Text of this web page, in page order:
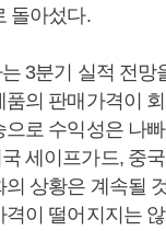
돌아섰다.
3분기 실적 전망
의 판매가격이
로 수익성은 나빠
세이프가드, 중
상황은 계속될
이 떨어지지는 않